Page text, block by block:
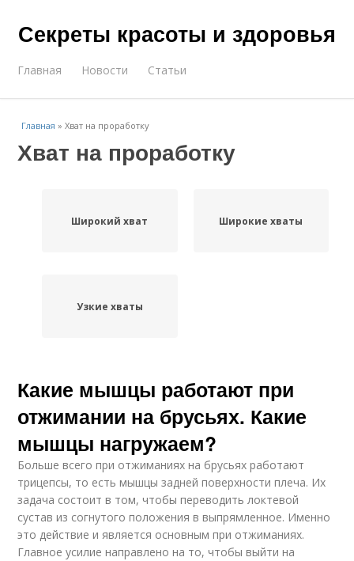
Секреты красоты и здоровья
Главная Новости Статьи
Главная »Хват на проработку
Хват на проработку
Широкий хват Широкие хваты
Узкие хваты
Какие мышцы работают при
отжимании на брусьях. Какие
мышцы нагружаем?
Больше всего при отжиманиях на брусьях работают
трицепсы, то есть мышцы задней поверхности плеча. Их
задача состоит в том, чтобы переводить локтевой
сустав из согнутого положения в выпрямленное. Именно
это действие и является основным при отжиманиях.
Главное усилие направлено на то, чтобы выйти на